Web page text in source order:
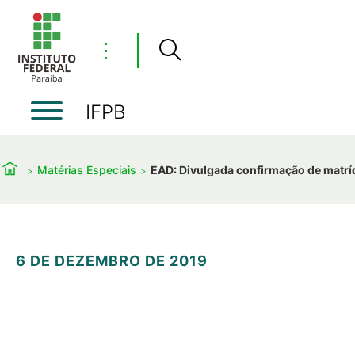
⋮
IFPB
Matérias Especiais EAD: Divulgada confirmação de
6 DE DEZEMBRO DE 2019